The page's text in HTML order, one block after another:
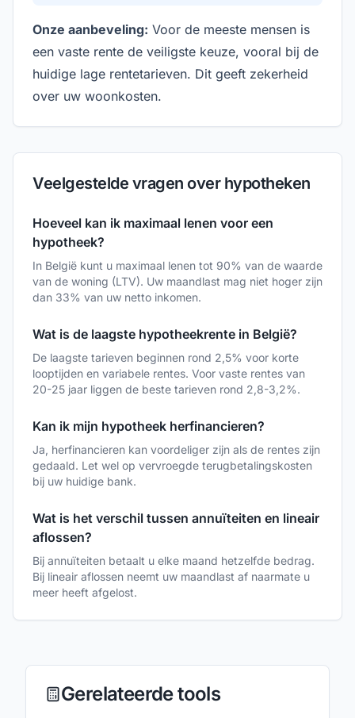
Onze aanbeveling: Voor de meeste mensen is
een vaste rente de veiligste keuze, vooral bij de
huidige lage rentetarieven. Dit geeft zekerheid
over uw woonkosten.
Veelgestelde vragen over hypotheken
Hoeveel kan ik maximaal lenen voor een
hypotheek?
In België kunt u maximaal lenen tot 90% van de waarde
van de woning (LTV). Uw maandlast mag niet hoger zijn
dan 33% van uw netto inkomen.
Wat is de laagste hypotheekrente in België?
De laagste tarieven beginnen rond 2,5% voor korte
looptijden en variabele rentes. Voor vaste rentes van
20-25 jaar liggen de beste tarieven rond 2,8-3,2%.
Kan ik mijn hypotheek herfinancieren?
Ja, herfinancieren kan voordeliger zijn als de rentes zijn
gedaald. Let wel op vervroegde terugbetalingskosten
bij uw huidige bank.
Wat is het verschil tussen annuïteiten en lineair
aflossen?
Bij annuïteiten betaalt u elke maand hetzelfde bedrag.
Bij lineair aflossen neemt uw maandlast af naarmate u
meer heeft afgelost.
Gerelateerde tools